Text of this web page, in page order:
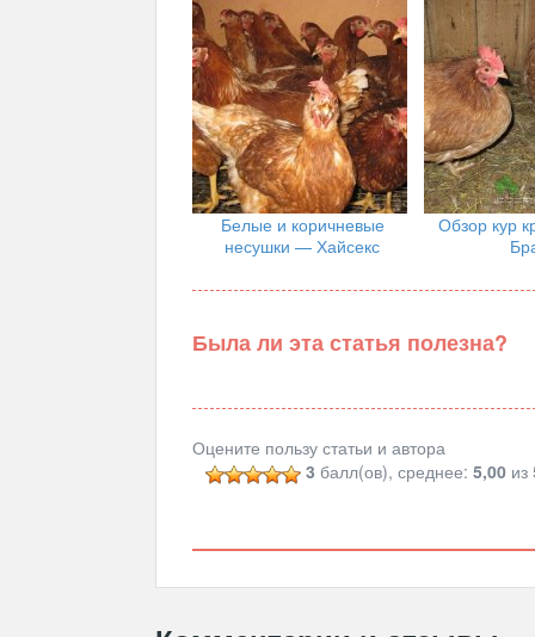
Белые и коричневые
несушки — Хайсекс
Обзор кур
Была ли эта статья полезна?
Оцените пользу статьи и автора
3 балл(ов), среднее:5,00 из